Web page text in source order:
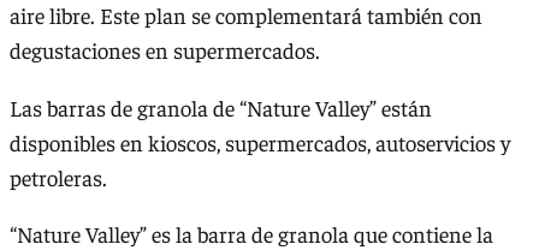
aire libre. Este plan se complementará también con
degustaciones en supermercados.
Las barras de granola de “Nature Valley” están
disponibles en kioscos, supermercados, autoservicios y
petroleras.
“Nature Valley” es la barra de granola que contiene la